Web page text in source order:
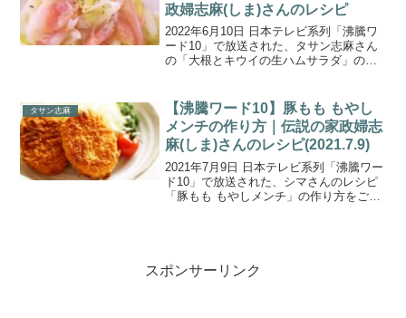
政婦志麻(しま)さんのレシピ
2022年6月10日 日本テレビ系列「沸騰ワ
ード10」で放送された、タサン志麻さん
の「大根とキウイの生ハムサラダ」の作
スゴ技連発！トマトとクズ野菜で出来る
簡単ハヤシラ...
タサン志麻
【沸騰ワード10】豚もも もやし
メンチの作り方｜伝説の家政婦志
麻(しま)さんのレシピ(2021.7.9)
2021年7月9日 日本テレビ系列「沸騰ワー
ド10」で放送された、シマさんのレシピ
「豚もも もやしメンチ」の作り方をご紹
スポンサーリンク